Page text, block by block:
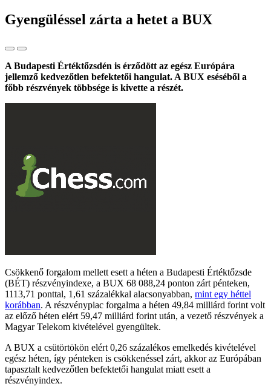
Gyengüléssel zárta a hetet a BUX
A Budapesti Értéktőzsdén is érződött az egész Európára
jellemző kedvezőtlen befektetői hangulat. A BUX eséséből a
főbb részvények többsége is kivette a részét.
Csökkenő forgalom mellett esett a héten a Budapesti Értéktőzsde
(BÉT) részvényindexe, a BUX 68 088,24 ponton zárt pénteken,
1113,71 ponttal, 1,61 százalékkal alacsonyabban, mint egy héttel
korábban. A részvénypiac forgalma a héten 49,84 milliárd forint volt
az előző héten elért 59,47 milliárd forint után, a vezető részvények a
Magyar Telekom kivételével gyengültek.
A BUX a csütörtökön elért 0,26 százalékos emelkedés kivételével
egész héten, így pénteken is csökkenéssel zárt, akkor az Európában
tapasztalt kedvezőtlen befektetői hangulat miatt esett a
részvényindex.